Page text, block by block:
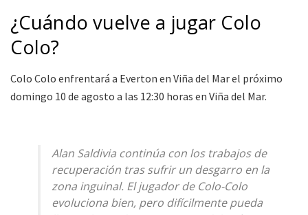
¿Cuándo vuelve a jugar Colo
Colo?
Colo Colo enfrentará a Everton en Viña del Mar el próximo
domingo 10 de agosto a las 12:30 horas en Viña del Mar.
Alan Saldivia continúa con los trabajos de
recuperación tras sufrir un desgarro en la
zona inguinal. El jugador de Colo-Colo
evoluciona bien, pero difícilmente pueda